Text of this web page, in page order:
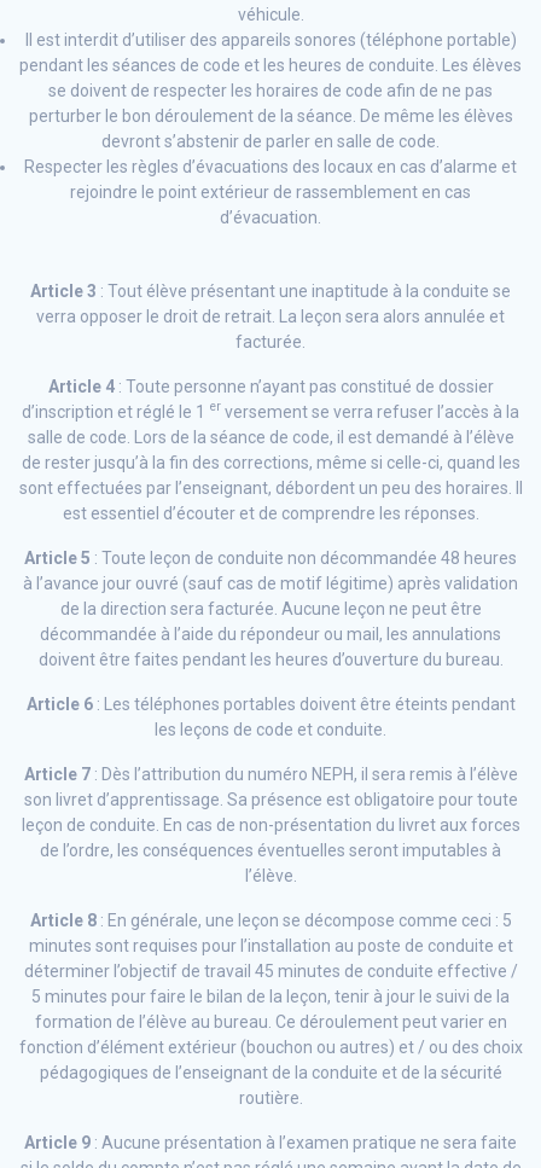
véhicule.
Il est interdit d’utiliser des appareils sonores (téléphone portable)
pendant les séances de code et les heures de conduite. Les élèves
se doivent de respecter les horaires de code afin de ne pas
perturber le bon déroulement de la séance. De même les élèves
devront s’abstenir de parler en salle de code.
Respecter les règles d’évacuations des locaux en cas d’alarme et
rejoindre le point extérieur de rassemblement en cas
d’évacuation.
Article 3 : Tout élève présentant une inaptitude à la conduite se
verra opposer le droit de retrait. La leçon sera alors annulée et
facturée.
Article 4: Toute personne n’ayant pas constitué de dossier
d’inscription et réglé le 1 erversement se verra refuser l’accès à la
salle de code. Lors de la séance de code, il est demandé à l’élève
de rester jusqu’à la fin des corrections, même si celle-ci, quand les
sont effectuées par l’enseignant, débordent un peu des horaires. Il
est essentiel d’écouter et de comprendre les réponses.
Article 5 : Toute leçon de conduite non décommandée 48 heures
à l’avance jour ouvré (sauf cas de motif légitime) après validation
de la direction sera facturée. Aucune leçon ne peut être
décommandée à l’aide du répondeur ou mail, les annulations
doivent être faites pendant les heures d’ouverture du bureau.
Article 6: Les téléphones portables doivent être éteints pendant
les leçons de code et conduite.
Article 7: Dès l’attribution du numéro NEPH, il sera remis à l’élève
son livret d’apprentissage. Sa présence est obligatoire pour toute
leçon de conduite. En cas de non-présentation du livret aux forces
de l’ordre, les conséquences éventuelles seront imputables à
l’élève.
Article 8: En générale, une leçon se décompose comme ceci : 5
minutes sont requises pour l’installation au poste de conduite et
déterminer l’objectif de travail 45 minutes de conduite effective /
5 minutes pour faire le bilan de la leçon, tenir à jour le suivi de la
formation de l’élève au bureau. Ce déroulement peut varier en
fonction d’élément extérieur (bouchon ou autres) et / ou des choix
pédagogiques de l’enseignant de la conduite et de la sécurité
routière.
Article 9 : Aucune présentation à l’examen pratique ne sera faite